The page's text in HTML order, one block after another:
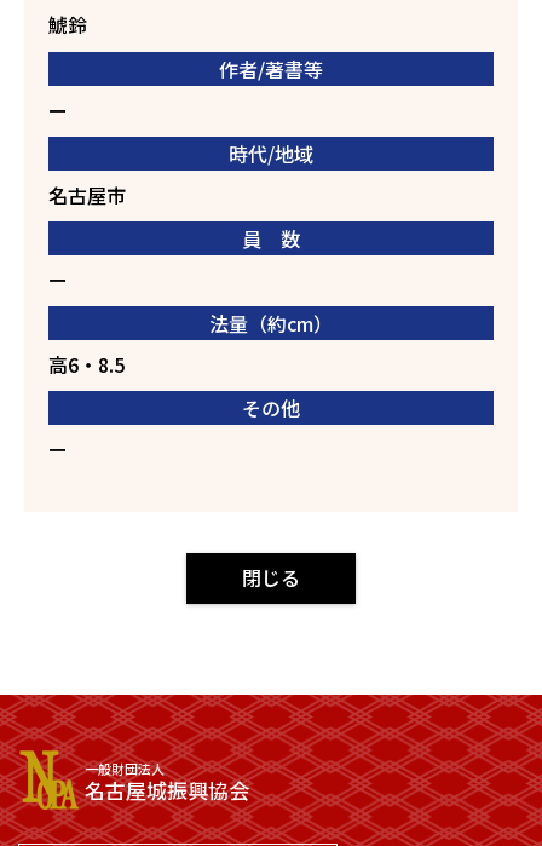
鯱鈴
作者/著書等
ー
時代/地域
名古屋市
員 数
ー
法量（約cm）
高6・8.5
その他
ー
閉じる
一般財団法人
名古屋城振興協会